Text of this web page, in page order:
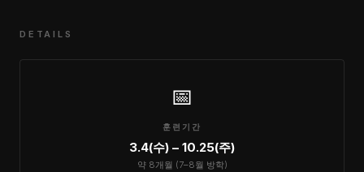
DETAILS
📅
훈련기간
3.4(수) – 10.25(주)
약 8개월 (7–8월 방학)